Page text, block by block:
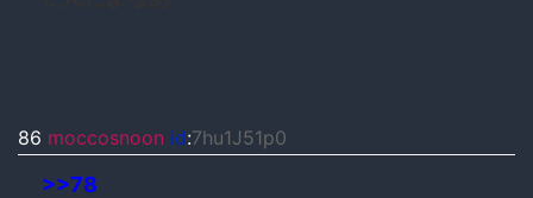
86 moccosnoon id:7hu1J51p0
>>78